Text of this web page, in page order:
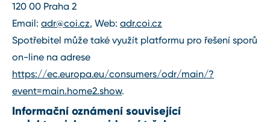
120 00 Praha 2
Email: adr@coi.cz, Web: adr.coi.cz
Spotřebitel může také využít platformu pro řešení sporů
on⁠-⁠line na adrese
https://ec.europa.eu/consumers/odr/main/?
event=main.home2.show.
Informační oznámení související